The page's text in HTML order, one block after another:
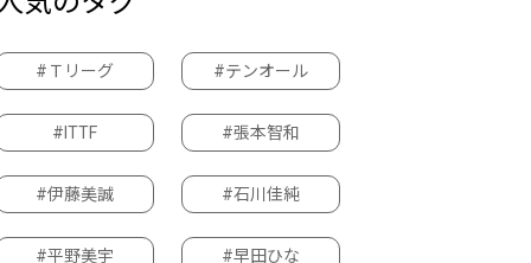
#Ｔリーグ #テンオール
#ITTF #張本智和
#伊藤美誠 #石川佳純
#平野美宇 #早田ひな